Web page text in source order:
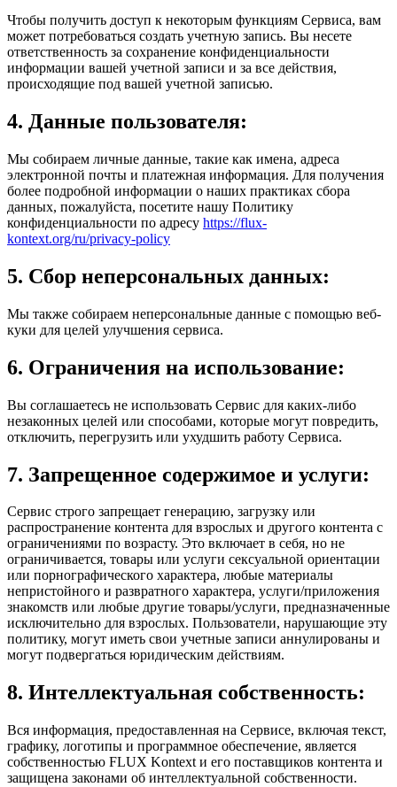
Чтобы получить доступ к некоторым функциям Сервиса, вам
может потребоваться создать учетную запись. Вы несете
ответственность за сохранение конфиденциальности
информации вашей учетной записи и за все действия,
происходящие под вашей учетной записью.
4. Данные пользователя:
Мы собираем личные данные, такие как имена, адреса
электронной почты и платежная информация. Для получения
более подробной информации о наших практиках сбора
данных, пожалуйста, посетите нашу Политику
конфиденциальности по адресу https://flux-
kontext.org/ru/privacy-policy
5. Сбор неперсональных данных:
Мы также собираем неперсональные данные с помощью веб-
куки для целей улучшения сервиса.
6. Ограничения на использование:
Вы соглашаетесь не использовать Сервис для каких-либо
незаконных целей или способами, которые могут повредить,
отключить, перегрузить или ухудшить работу Сервиса.
7. Запрещенное содержимое и услуги:
Сервис строго запрещает генерацию, загрузку или
распространение контента для взрослых и другого контента с
ограничениями по возрасту. Это включает в себя, но не
ограничивается, товары или услуги сексуальной ориентации
или порнографического характера, любые материалы
непристойного и развратного характера, услуги/приложения
знакомств или любые другие товары/услуги, предназначенные
исключительно для взрослых. Пользователи, нарушающие эту
политику, могут иметь свои учетные записи аннулированы и
могут подвергаться юридическим действиям.
8. Интеллектуальная собственность:
Вся информация, предоставленная на Сервисе, включая текст,
графику, логотипы и программное обеспечение, является
собственностью FLUX Kontext и его поставщиков контента и
защищена законами об интеллектуальной собственности.